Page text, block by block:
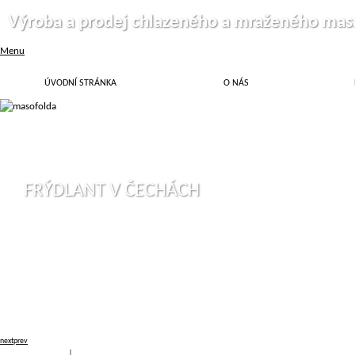
Menu
ÚVODNÍ STRÁNKA O NÁS
nextprev
Výroba a prodej chlazeného a mraženého
FRÝDLANT V ČECHÁCH